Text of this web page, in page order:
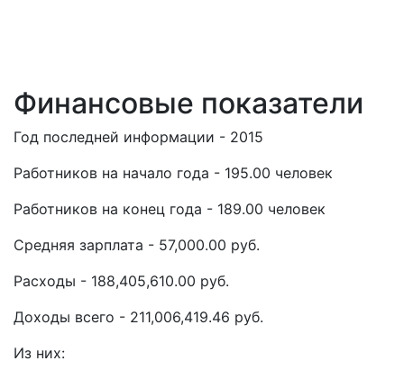
Финансовые показатели
Год последней информации - 2015
Работников на начало года - 195.00 человек
Работников на конец года - 189.00 человек
Средняя зарплата - 57,000.00 руб.
Расходы - 188,405,610.00 руб.
Доходы всего - 211,006,419.46 руб.
Из них: